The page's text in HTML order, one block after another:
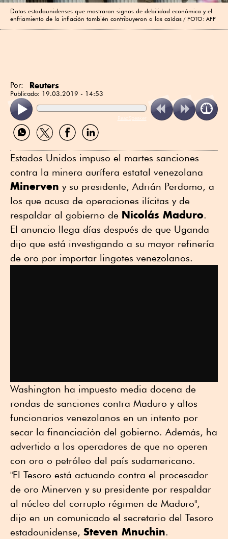
Datos estadounidenses que mostraron signos de debilidad económica y el
enfriamiento de la inflación también contribuyeron a las caídas
FOTO: AFP
Por: Reuters
Publicado: 19.03.2019 - 14:53
ReadSpeaker
Compartir
por
Compartir
por
Compartir
por
Compartir
por
Estados Unidos impuso el martes sanciones
contra la minera aurífera estatal venezolana
Minerven y su presidente, Adrián Perdomo, a
los que acusa de operaciones ilícitas y de
respaldar al gobierno de Nicolás Maduro.
El anuncio llega días después de que Uganda
dijo que está investigando a su mayor refinería
de oro por importar lingotes venezolanos.
Washington ha impuesto media docena de
rondas de sanciones contra Maduro y altos
funcionarios venezolanos en un intento por
secar la financiación del gobierno. Además, ha
advertido a los operadores de que no operen
con oro o petróleo del país sudamericano.
"El Tesoro está actuando contra el procesador
de oro Minerven y su presidente por respaldar
al núcleo del corrupto régimen de Maduro",
dijo en un comunicado el secretario del Tesoro
estadounidense, Steven Mnuchin.